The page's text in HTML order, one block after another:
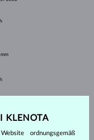
KLENOTA
ordnungsgemäß